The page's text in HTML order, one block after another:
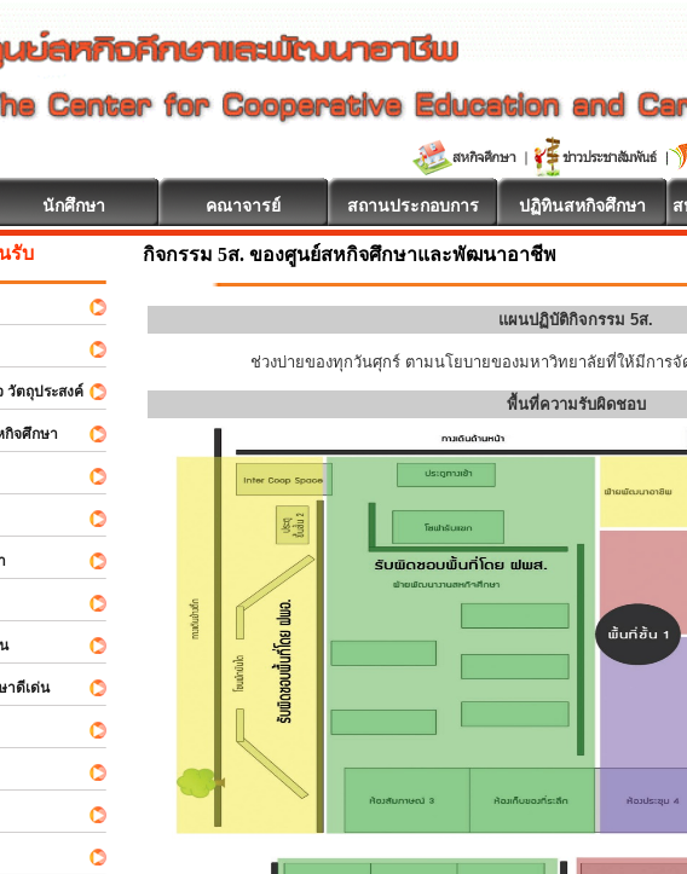
นักศึกษา คณาจารย์ สถานประกอบการ ปฏิทินสหกิจศึกษา
ตถุประสงค์
จศึกษา
ดีเด่น
กิจกรรม 5ส. ของศูนย์สหกิจศึกษาและพัฒนาอาชีพ
แผนปฏิบัติกิจกรรม 5ส.
ช่วงบ่ายของทุกวันศุกร์ ตามนโยบายของมหาวิทยาลัยที่ให้มีการจั
พื้นที่ความรับผิดชอบ